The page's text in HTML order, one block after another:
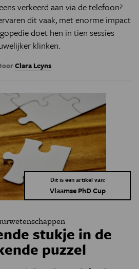
verkeerd aan via de telefoon?
dit vaak, met enorme impact
doet hen in tien sessies
klinken.
Clara Leyns
Dit is een artikel van:
Vlaamse PhD Cup
stukje in de
puzzel